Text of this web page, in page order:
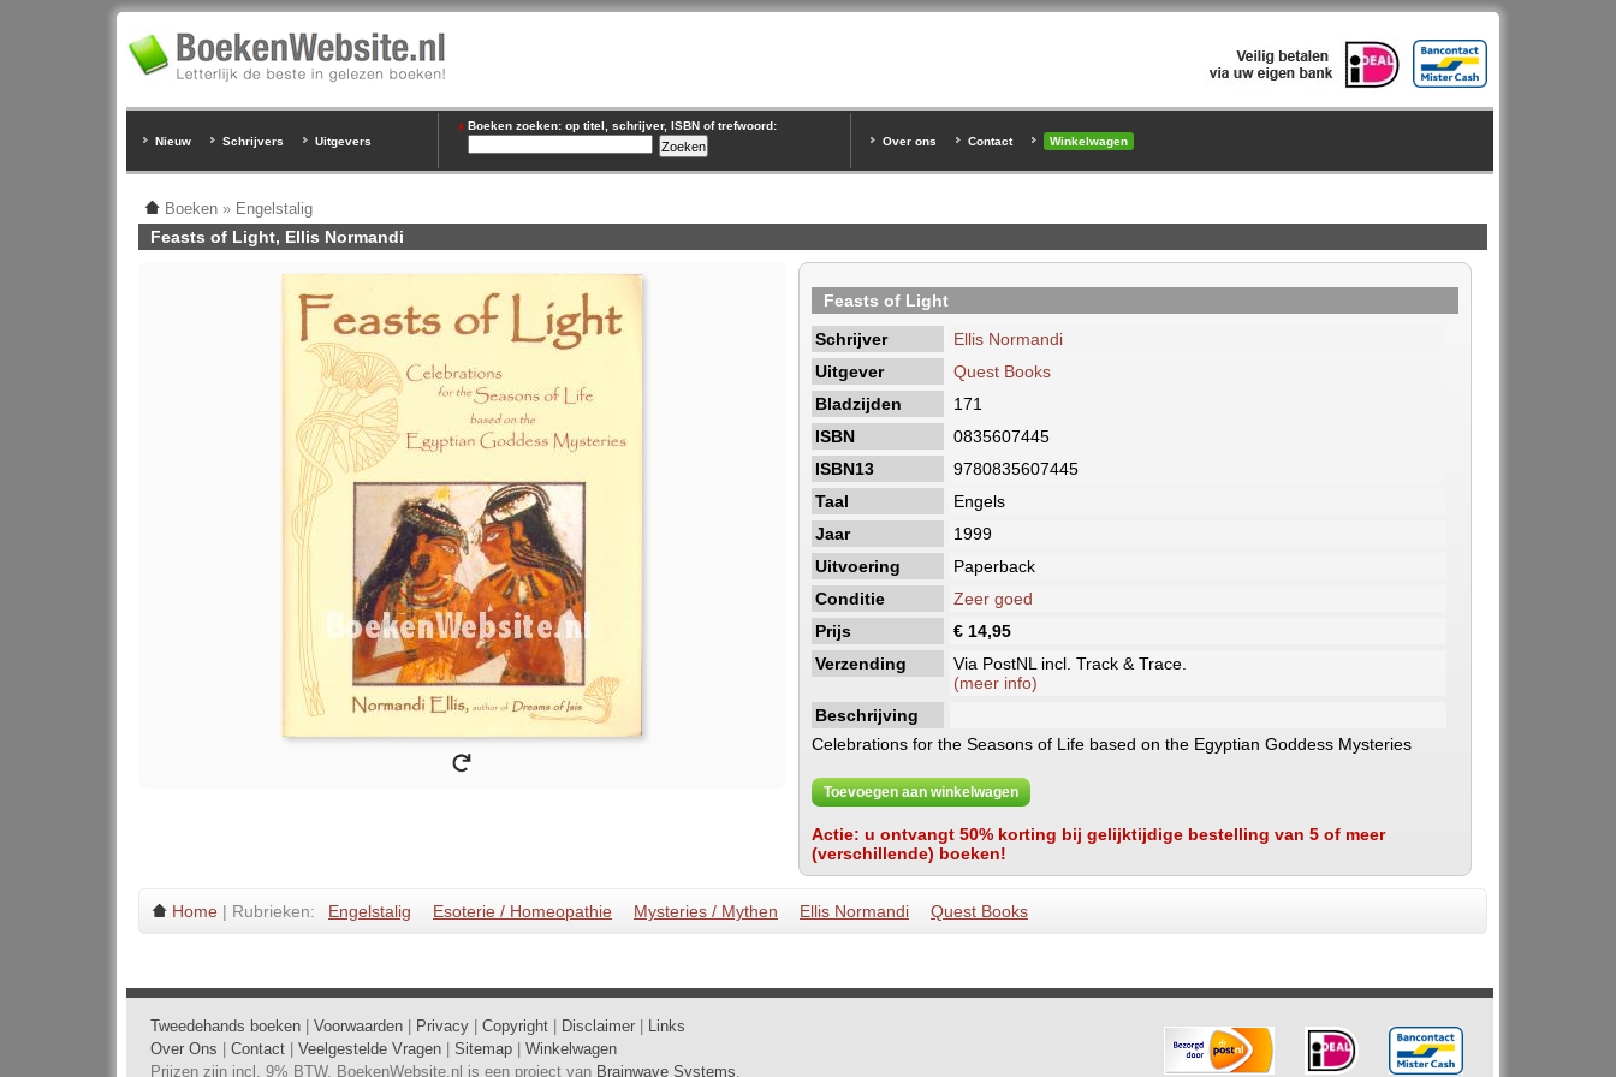
Nieuw Schrijvers Uitgevers
Boeken zoeken: op titel, schrijver, ISBN of trefwoord:
Over ons
Contact Winkelwagen
Boeken » Engelstalig
Feasts of Light, Ellis Normandi
Feasts of Light
Schrijver
Ellis Normandi
Uitgever
Quest Books
Bladzijden
171
ISBN
0835607445
ISBN13
9780835607445
Taal
Engels
Jaar
1999
Uitvoering
Paperback
Conditie
Zeer goed
Prijs
€ 14,95
Verzending
Via PostNL incl. Track & Trace.
(meer info)
Beschrijving
Celebrations for the Seasons of Life based on the Egyptian Goddess Mysteries
Toevoegen aan winkelwagen
Actie: u ontvangt 50% korting bij gelijktijdige bestelling van 5 of meer
(verschillende) boeken!
Home | Rubrieken: Engelstalig Esoterie / Homeopathie Mysteries / Mythen Ellis Normandi Quest Books
Tweedehands boeken Voorwaarden Privacy Copyright Disclaimer
Links
Over Ons
Contact Veelgestelde Vragen Sitemap
Winkelwagen
Prijzen zijn incl. 9% BTW. BoekenWebsite.nl is een project van Brainwave Systems.